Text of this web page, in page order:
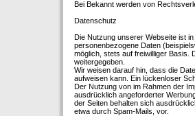
Bei Bekannt werden von
Datenschutz
Die Nutzung unserer Webseite ist
personenbezogene Daten
möglich, stets auf freiwilliger Basis.
weitergegeben.
Wir weisen darauf hin, dass die
aufweisen kann. Ein lückenloser
Der Nutzung von im Rahmen der
ausdrücklich angeforderter
der Seiten behalten sich
etwa durch Spam-Mails, vor.